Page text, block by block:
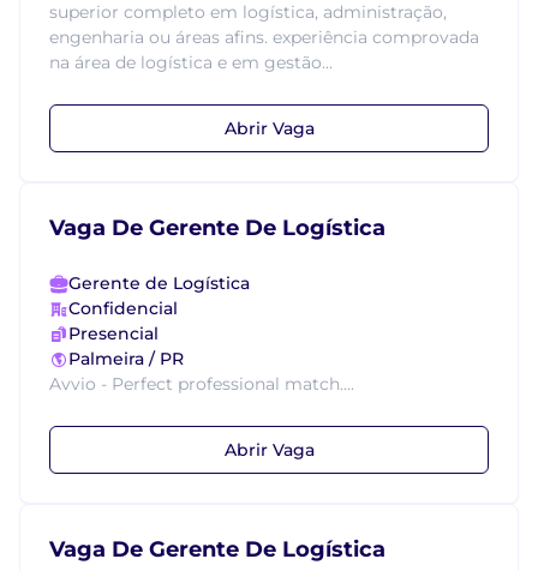
superior completo em logística, administração,
engenharia ou áreas afins. experiência comprovada
na área de logística e em gestão...
Abrir Vaga
Vaga De Gerente De Logística
Gerente de Logística
Confidencial
Presencial
Palmeira / PR
Avvio - Perfect professional match....
Abrir Vaga
Vaga De Gerente De Logística